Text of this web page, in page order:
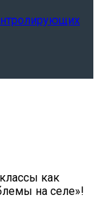
как
на селе»!